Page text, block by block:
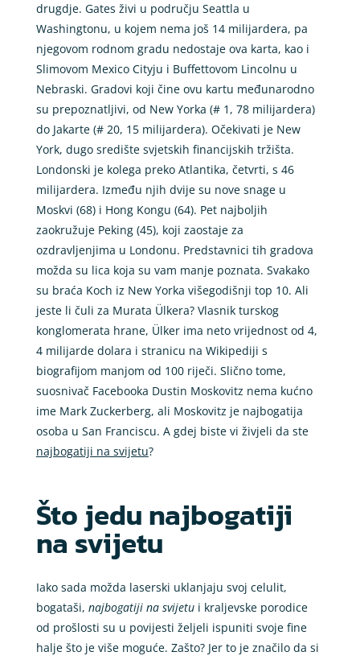
drugdje. Gates živi u području Seattla u
Washingtonu, u kojem nema još 14 milijardera, pa
njegovom rodnom gradu nedostaje ova karta, kao i
Slimovom Mexico Cityju i Buffettovom Lincolnu u
Nebraski. Gradovi koji čine ovu kartu međunarodno
su prepoznatljivi, od New Yorka (# 1, 78 milijardera)
do Jakarte (# 20, 15 milijardera). Očekivati ​​je New
York, dugo središte svjetskih financijskih tržišta.
Londonski je kolega preko Atlantika, četvrti, s 46
milijardera. Između njih dvije su nove snage u
Moskvi (68) i Hong Kongu (64). Pet najboljih
zaokružuje Peking (45), koji zaostaje za
ozdravljenjima u Londonu. Predstavnici tih gradova
možda su lica koja su vam manje poznata. Svakako
su braća Koch iz New Yorka višegodišnji top 10. Ali
jeste li čuli za Murata Ülkera? Vlasnik turskog
konglomerata hrane, Ülker ima neto vrijednost od 4,
4 milijarde dolara i stranicu na Wikipediji s
biografijom manjom od 100 riječi. Slično tome,
suosnivač Facebooka Dustin Moskovitz nema kućno
ime Mark Zuckerberg, ali Moskovitz je najbogatija
osoba u San Franciscu. A gdej biste vi živjeli da ste
najbogatiji na svijetu?
Što jedu najbogatiji
na svijetu
Iako sada možda laserski uklanjaju svoj celulit,
bogataši, najbogatiji na svijetui kraljevske porodice
od prošlosti su u povijesti željeli ispuniti svoje fine
halje što je više moguće. Zašto? Jer to je značilo da si